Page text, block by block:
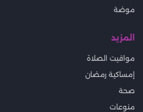
موضة
المزيد
مواقيت الصلاة
إمساكية رمضان
صحة
منوعات